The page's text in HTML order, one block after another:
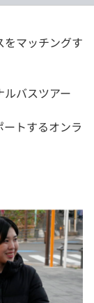
をマッチングす
ルバスツアー
トするオンラ